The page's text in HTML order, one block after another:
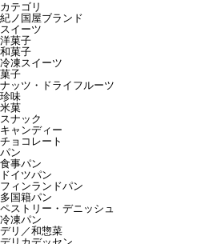
カテゴリ
紀ノ国屋ブランド
スイーツ
洋菓子
和菓子
冷凍スイーツ
菓子
ナッツ・ドライフルーツ
珍味
米菓
スナック
キャンディー
チョコレート
パン
食事パン
ドイツパン
フィンランドパン
多国籍パン
ペストリー・デニッシュ
冷凍パン
デリ／和惣菜